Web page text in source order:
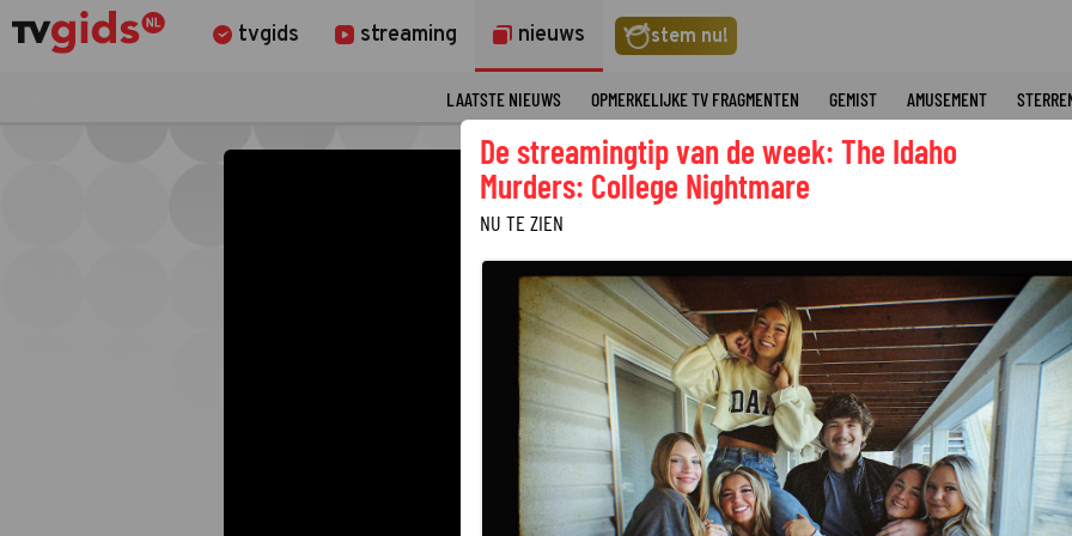
tvgids streaming nieuws stem nu!
LAATSTE NIEUWS OPMERKELIJKE TV FRAGMENTEN GEMIST AMUSEMENT
De streamingtip van de week: The Idaho
Murders: College Nightmare
NU TE ZIEN